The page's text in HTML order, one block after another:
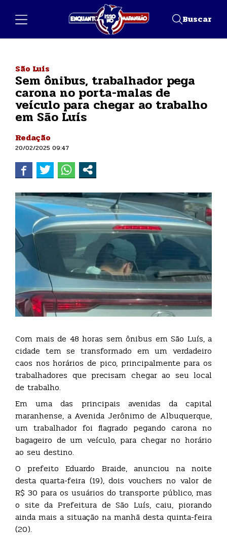
Buscar
São Luís
Sem ônibus, trabalhador pega
carona no porta-malas de
veículo para chegar ao trabalho
em São Luís
Redação
20/02/2025 09:47
Com mais de 48 horas sem ônibus em São Luís, a
cidade tem se transformado em um verdadeiro
caos nos horários de pico, principalmente para os
trabalhadores que precisam chegar ao seu local
de trabalho.
Em uma das principais avenidas da capital
maranhense, a Avenida Jerônimo de Albuquerque,
um trabalhador foi flagrado pegando carona no
bagageiro de um veículo, para chegar no horário
ao seu destino.
O prefeito Eduardo Braide, anunciou na noite
desta quarta-feira (19), dois vouchers no valor de
R$ 30 para os usuários do transporte público, mas
o site da Prefeitura de São Luís, caiu, piorando
ainda mais a situação na manhã desta quinta-feira
(20).